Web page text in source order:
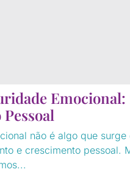
não é algo que
e crescimento pessoal.